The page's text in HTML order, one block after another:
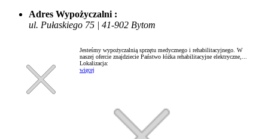
Adres Wypożyczalni :
ul. Pułaskiego 75 | 41-902 Bytom
Jesteśmy wypożyczalnią sprzętu medycznego i rehabilitacyjnego. W
naszej ofercie znajdziecie Państwo łóżka rehabilitacyjne elektryczne,...
Lokalizacja:
więcej